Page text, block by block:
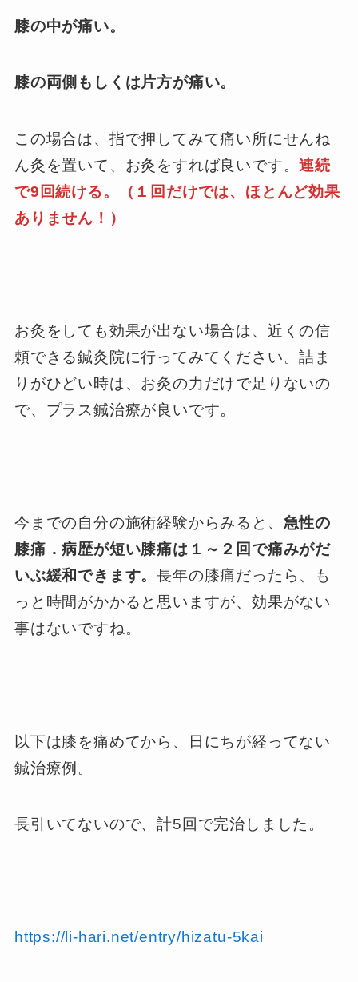
膝の中が痛い。
膝の両側もしくは片方が痛い。
この場合は、指で押してみて痛い所にせんね
ん灸を置いて、お灸をすれば良いです。連続
で9回続ける。
（１回だけでは、ほとんど効果
ありません！）
お灸をしても効果が出ない場合は、近くの信
頼できる鍼灸院に行ってみてください。詰ま
りがひどい時は、お灸の力だけで足りないの
で、プラス鍼治療が良いです。
今までの自分の施術経験からみると、 急性の
膝痛．病歴が短い膝痛は１～２回で痛みがだ
いぶ緩和できます。長年の膝痛だったら、も
っと時間がかかると思いますが、効果がない
事はないですね。
以下は膝を痛めてから、日にちが経ってない
鍼治療例。
長引いてないので、計5回で完治しました。
https://li-hari.net/entry/hizatu-5kai